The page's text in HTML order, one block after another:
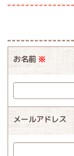
お名前※
メールアドレス